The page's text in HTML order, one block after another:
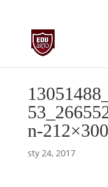
n-212×300
sty 24, 2017